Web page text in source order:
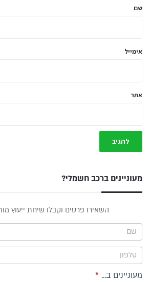
ל
שם
אימייל
אתר
מעוניינים ברכב חשמלי?
תפריט
צד
השאירו פרטים וקבלו שיחת ייעוץ
מעוניינים ב... *